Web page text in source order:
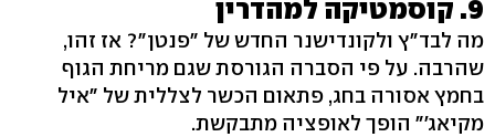
9. קוסמטיקה למהדרין
מה לבד"ץ ולקונדישנר החדש של "פנטן"? אז זהו,
שהרבה. על פי הסברה הגורסת שגם מריחת הגוף
בחמץ אסורה בחג, פתאום הכשר לצללית של "איל
מקיאג'" הופך לאופציה מתבקשת.